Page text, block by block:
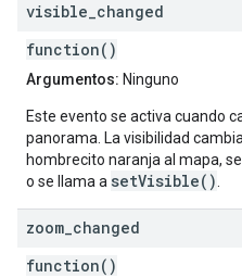
visible changed
function()
Argumentos: Ninguno
Este evento se activa cuando
panorama. La visibilidad
hombrecito naranja al mapa,
o se llama a setVisible()
zoom changed
function()